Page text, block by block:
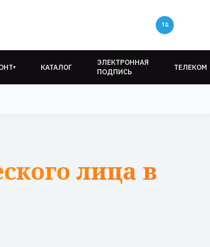
▾ КАТАЛОГ
ЭЛЕКТРОННАЯ
ПОДПИСЬ
ТЕЛЕКОМ
лица в